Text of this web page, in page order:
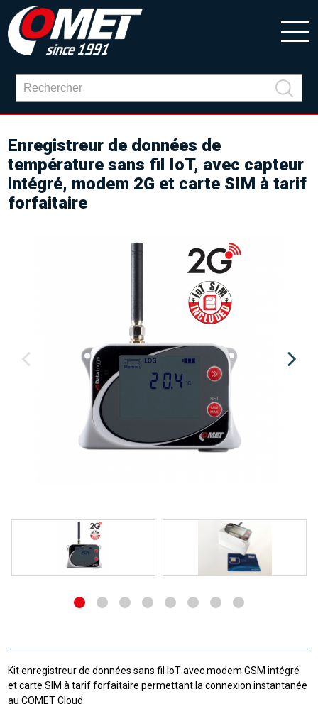
Enregistreur de données de
température sans fil IoT, avec capteur
intégré, modem 2G et carte SIM à tarif
forfaitaire
Kit enregistreur de données sans fil IoT avec modem GSM intégré
et carte SIM à tarif forfaitaire permettant la connexion instantanée
au COMET Cloud.